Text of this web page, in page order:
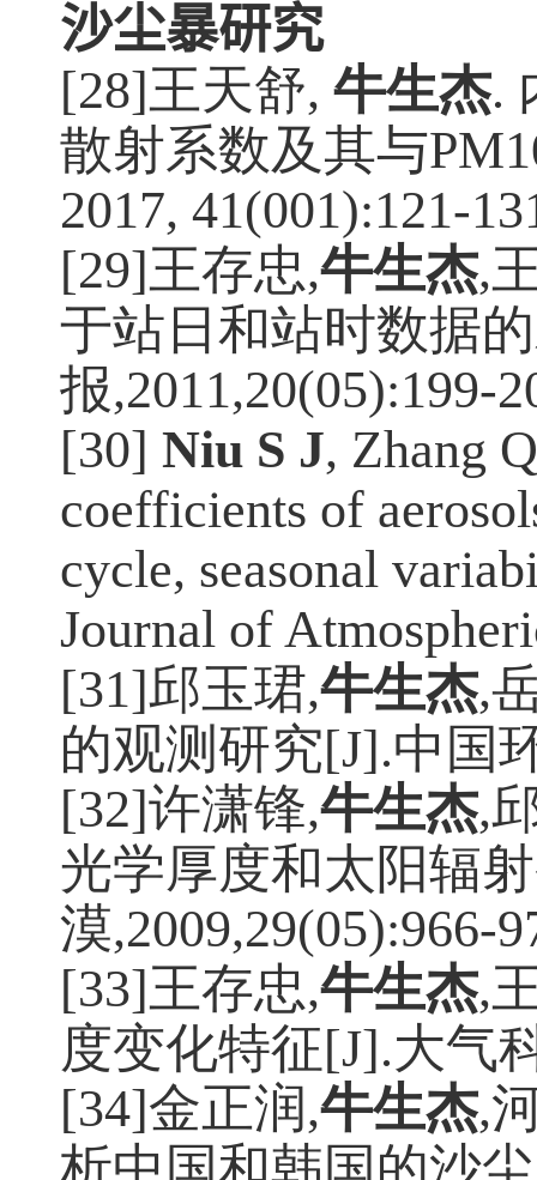
沙尘暴研究
[28]王天舒, 牛生杰.
散射系数及其与
2017, 41(001):121-
[29]王存忠,牛生杰,
于站日和站时数据
报,2011,20(05):199-
[30] Niu S J, Zhang
coefficients of
cycle, seasonal
Journal of
[31]邱玉珺,牛生杰,
的观测研究[J].中国
[32]许潇锋,牛生杰,
光学厚度和太阳辐
漠,2009,29(05):966-
[33]王存忠,牛生杰,
度变化特征[J].大气
[34]金正润,牛生杰,